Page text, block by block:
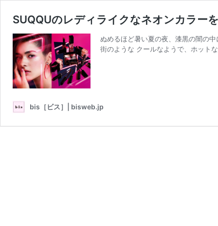
SUQQUのレディライクなネオンカラー
ぬめるほど暑い夏の夜、漆黒の闇の
街のような クールなようで、ホット
bis［ビス］| bisweb.jp